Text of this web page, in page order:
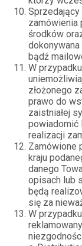
zamówienia
środków
bądź
W
złożonego
prawo do
zaistniałej
powiadomić
realizacji
Zamówione
kraju
danego
opisach lub
będą
się za
W